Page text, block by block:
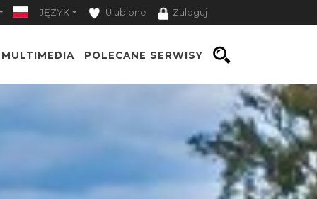
JĘZYK Ulubione Zaloguj
MULTIMEDIA POLECANE SERWISY